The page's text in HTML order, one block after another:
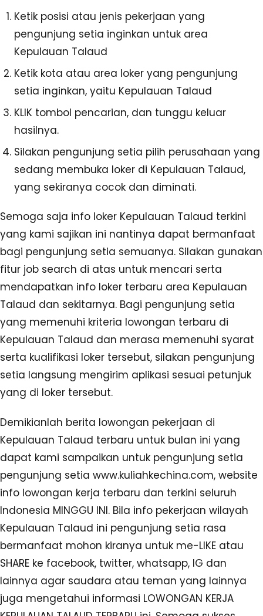
Ketik posisi atau jenis pekerjaan yang
pengunjung setia inginkan untuk area
Kepulauan Talaud
Ketik kota atau area loker yang pengunjung
setia inginkan, yaitu Kepulauan Talaud
KLIK tombol pencarian, dan tunggu keluar
hasilnya.
Silakan pengunjung setia pilih perusahaan yang
sedang membuka loker di Kepulauan Talaud,
yang sekiranya cocok dan diminati.
Semoga saja info loker Kepulauan Talaud terkini
yang kami sajikan ini nantinya dapat bermanfaat
bagi pengunjung setia semuanya. Silakan gunakan
fitur job search di atas untuk mencari serta
mendapatkan info loker terbaru area Kepulauan
Talaud dan sekitarnya. Bagi pengunjung setia
yang memenuhi kriteria lowongan terbaru di
Kepulauan Talaud dan merasa memenuhi syarat
serta kualifikasi loker tersebut, silakan pengunjung
setia langsung mengirim aplikasi sesuai petunjuk
yang di loker tersebut.
Demikianlah berita lowongan pekerjaan di
Kepulauan Talaud terbaru untuk bulan ini yang
dapat kami sampaikan untuk pengunjung setia
pengunjung setia www.kuliahkechina.com, website
info lowongan kerja terbaru dan terkini seluruh
Indonesia MINGGU INI. Bila info pekerjaan wilayah
Kepulauan Talaud ini pengunjung setia rasa
bermanfaat mohon kiranya untuk me-LIKE atau
SHARE ke facebook, twitter, whatsapp, IG dan
lainnya agar saudara atau teman yang lainnya
juga mengetahui informasi LOWONGAN KERJA